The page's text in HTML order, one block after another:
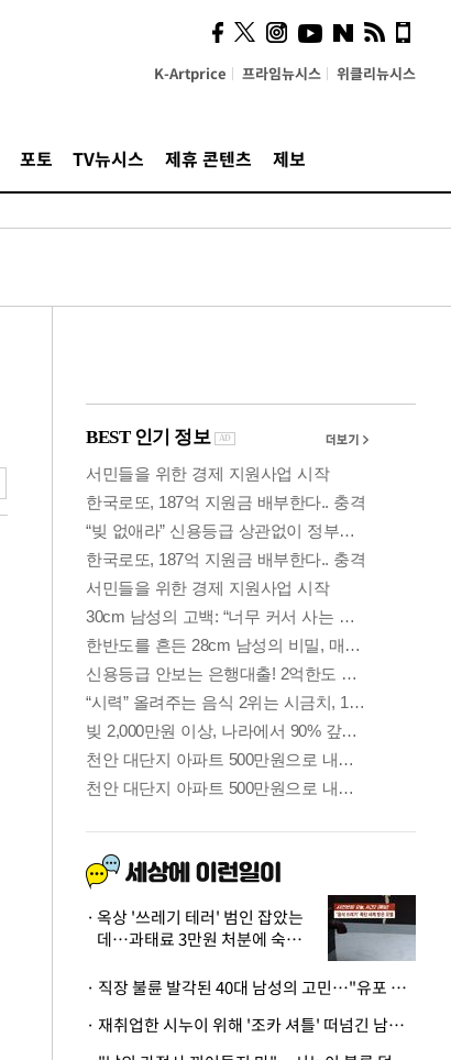
K-Artprice 프라임뉴시스 위클리뉴시스
포토 TV뉴시스 제휴 콘텐츠 제보
시, 스마트폰 액세서리에
NFC 더했다
옥상 '쓰레기 테러' 범인 잡았는
데…과태료 3만원 처분에 숙박업
· 직장 불륜 발각된 40대 남성의 고민…"유포 동료 명예훼손·협박죄 고소 가능할까"
· 재취업한 시누이 위해 '조카 셔틀' 떠넘긴 남편…아내 "난 못한다"